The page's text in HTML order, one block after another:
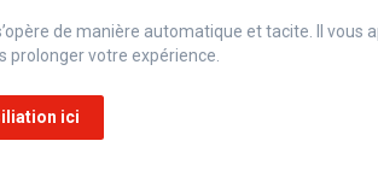
de manière automatique et tacite. Il vous
votre expérience.
ici